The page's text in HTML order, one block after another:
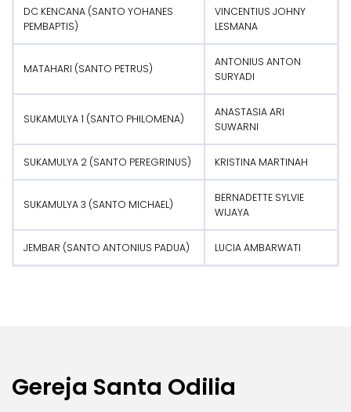
DC KENCANA (SANTO YOHANES
PEMBAPTIS)
VINCENTIUS JOHNY
LESMANA
MATAHARI (SANTO PETRUS)
ANTONIUS ANTON
SURYADI
SUKAMULYA 1 (SANTO PHILOMENA)
ANASTASIA ARI
SUWARNI
SUKAMULYA 2 (SANTO PEREGRINUS) KRISTINA MARTINAH
SUKAMULYA 3 (SANTO MICHAEL)
BERNADETTE SYLVIE
WIJAYA
JEMBAR (SANTO ANTONIUS PADUA) LUCIA AMBARWATI
Gereja Santa Odilia